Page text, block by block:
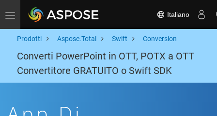
Toggle navigation Italiano
Prodotti Aspose.Total Swift Conversion
Converti PowerPoint in OTT, POTX a OTT
Convertitore GRATUITO o Swift SDK